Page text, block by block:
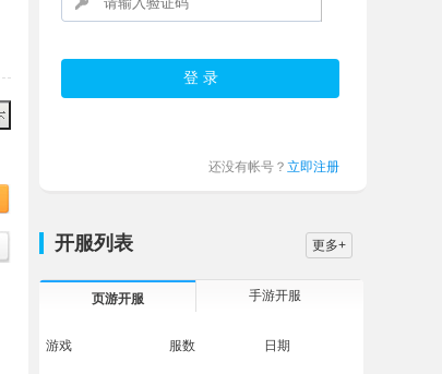
还没有帐号？ 立即注册
开服列表 更多+
页游开服 手游开服
游戏 服数 日期